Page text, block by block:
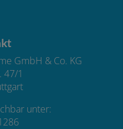
Öffnungszeiten
GmbH & Co. KG
47/1
unter: